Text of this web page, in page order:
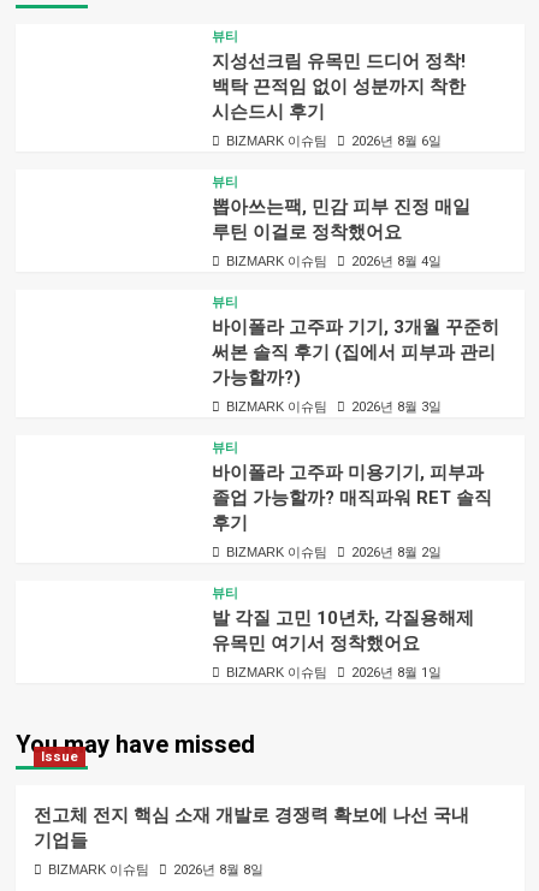
뷰티
지성선크림 유목민 드디어 정착!
백탁 끈적임 없이 성분까지 착한
시슨드시 후기
BIZMARK 이슈팀 2026년 8월 6일
뷰티
뽑아쓰는팩, 민감 피부 진정 매일
루틴 이걸로 정착했어요
BIZMARK 이슈팀 2026년 8월 4일
뷰티
바이폴라 고주파 기기, 3개월 꾸준히
써본 솔직 후기 (집에서 피부과 관리
가능할까?)
BIZMARK 이슈팀 2026년 8월 3일
뷰티
바이폴라 고주파 미용기기, 피부과
졸업 가능할까? 매직파워 RET 솔직
후기
BIZMARK 이슈팀 2026년 8월 2일
뷰티
발 각질 고민 10년차, 각질용해제
유목민 여기서 정착했어요
BIZMARK 이슈팀 2026년 8월 1일
You may have missed
Issue
전고체 전지 핵심 소재 개발로 경쟁력 확보에 나선 국내
기업들
BIZMARK 이슈팀 2026년 8월 8일